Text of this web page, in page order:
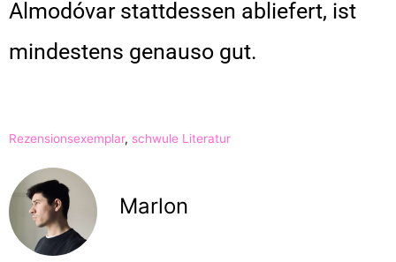
Almodóvar stattdessen abliefert, ist
mindestens genauso gut.
Rezensionsexemplar, schwule Literatur
Marlon